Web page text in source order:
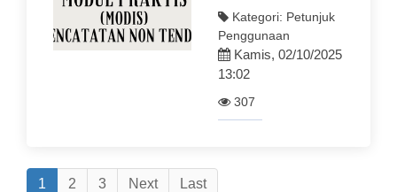
Kategori: Petunjuk
Penggunaan
Kamis, 02/10/2025
13:02
307
1 2 3 Next Last